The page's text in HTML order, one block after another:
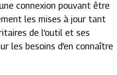
connexion pouvant être
les mises à jour tant
de l’outil et ses
les besoins d’en connaître